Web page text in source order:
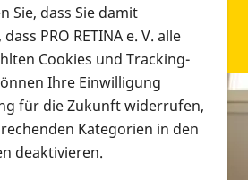
Sie, dass Sie damit
PRO RETINA e. V. alle
Cookies und Tracking-
Ihre Einwilligung
für die Zukunft widerrufen,
Kategorien in den
deaktivieren.